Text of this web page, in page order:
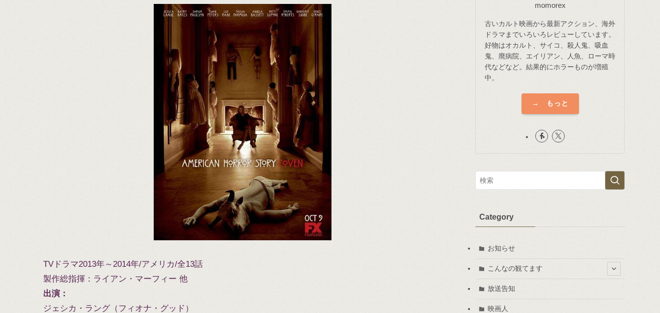
TVドラマ2013年～2014年/アメリカ/全13話
製作総指揮：ライアン・マーフィー 他
出演：
ジェシカ・ラング（フィオナ・グッド）
momorex
古いカルト映画から最新アクション、海外
ドラマまでいろいろレビューしています。
好物はオカルト、サイコ、殺人鬼、吸血
鬼、廃病院、エイリアン、人魚、ローマ時
代などなど。結果的にホラーものが増殖
中。
→ もっと
Category
お知らせ
こんなの観てます
放送告知
映画人